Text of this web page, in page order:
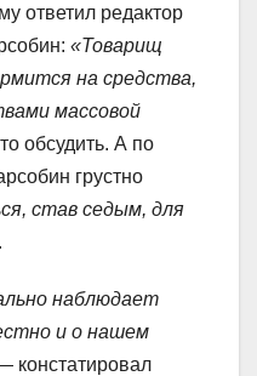
ответил редактор
«Товарищ
на средства,
массовой
обсудить. А по
грустно
став седым, для
.
наблюдает
и о нашем
констатировал